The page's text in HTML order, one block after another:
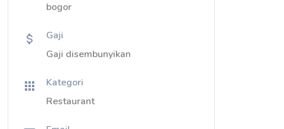
bogor
Gaji
Gaji disembunyikan
Kategori
Restaurant